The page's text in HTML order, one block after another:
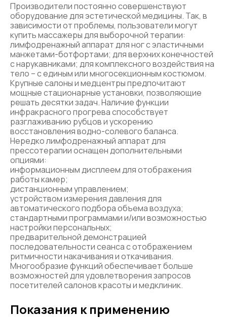
Производители постоянно совершенствуют
оборудование для эстетической медицины. Так, в
зависимости от проблемы, пользователи могут
купить массажеры для выборочной терапии:
лимфодренажный аппарат для ног с эластичными
манжетами-ботфортами; для верхних конечностей
с нарукавниками; для комплексного воздействия на
тело – с единым или многосекционным костюмом.
Крупные салоны и медцентры предпочитают
мощные стационарные установки, позволяющие
решать десятки задач. Наличие функции
инфракрасного прогрева способствует
разглаживанию рубцов и ускорению
восстановления водно-солевого баланса.
Нередко лимфодренажный аппарат для
прессотерапии оснащен дополнительными
опциями:
информационным дисплеем для отображения
работы камер;
дистанционным управлением;
устройством измерения давления для
автоматического подбора объема воздуха;
стандартными программами и/или возможностью
настройки персональных;
предварительной демонстрацией
последовательности сеанса с отображением
ритмичности накачивания и откачивания.
Многообразие функций обеспечивает больше
возможностей для удовлетворения запросов
посетителей салонов красоты и медклиник.
Показания к применению